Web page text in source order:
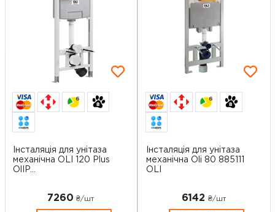
6
Інсталяція для унітаза
механічна OLI 120 Plus
OlIP...
7260 ₴/шт
6
Інсталяція для унітаза
механічна Oli 80 885111
OLI
6142 ₴/шт